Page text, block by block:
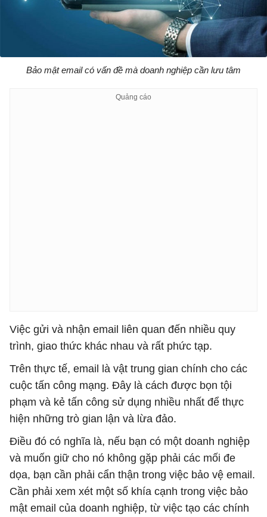
Bảo mật email có vấn đề mà doanh nghiệp cần lưu tâm
Việc gửi và nhận email liên quan đến nhiều quy
trình, giao thức khác nhau và rất phức tạp.
Trên thực tế, email là vật trung gian chính cho các
cuộc tấn công mạng. Đây là cách được bọn tội
phạm và kẻ tấn công sử dụng nhiều nhất để thực
hiện những trò gian lận và lừa đảo.
Điều đó có nghĩa là, nếu bạn có một doanh nghiệp
và muốn giữ cho nó không gặp phải các mối đe
dọa, bạn cần phải cẩn thận trong việc bảo vệ email.
Cần phải xem xét một số khía cạnh trong việc bảo
mật email của doanh nghiệp, từ việc tạo các chính